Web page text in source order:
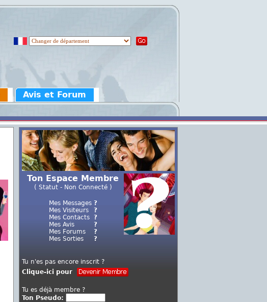
Avis et Forum
Ton Espace Membre
( Statut - Non Connecté )
Mes Messages
Mes Visiteurs
Mes Contacts
Mes Avis
Mes Forums
Mes Sorties
?
?
?
?
?
?
Tu n'es pas encore inscrit ?
Clique-ici pour
Tu es déjà membre ?
Ton Pseudo: